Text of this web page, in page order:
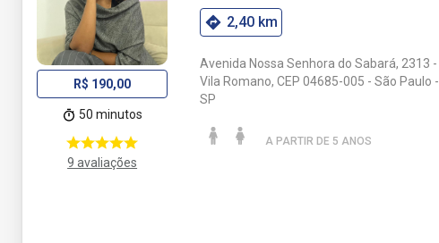
R$ 190,00
50 minutos
9 avaliações
2,40 km
Avenida Nossa Senhora do Sabará, 2313 -
Vila Romano, CEP 04685-005 - São Paulo -
SP
A PARTIR DE 5 ANOS